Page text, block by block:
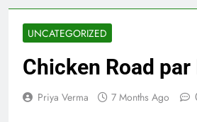
UNCATEGORIZED
Chicken Road par
Priya Verma 7 Months Ago